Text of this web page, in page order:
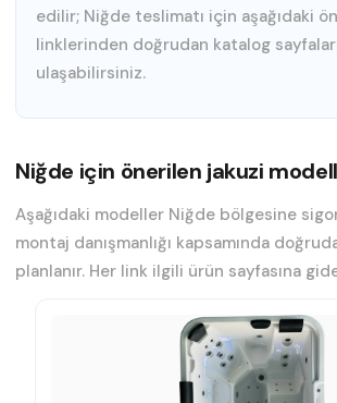
edilir; Niğde teslimatı için aşağıdaki
linklerinden doğrudan katalog
ulaşabilirsiniz.
Niğde için önerilen jakuzi
Aşağıdaki modeller Niğde bölgesine
montaj danışmanlığı kapsamında
planlanır. Her link ilgili ürün sayfasına